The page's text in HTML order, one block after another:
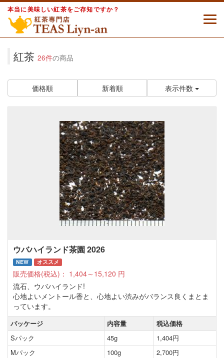
本当に美味しい紅茶をご存知ですか？
紅茶 26件の商品
価格順 新着順 表示件数
ウバハイランド茶園 2026
NEW オススメ
販売価格(税込)： 1,404～15,120 円
流石、ウバハイランド!
心地よいメントール香と、心地よい渋みがバランス良くまとま
っています。
パッケージ 内容量
税込価格
Sパック
45g
1,404円
Mパック
100g
2,700円